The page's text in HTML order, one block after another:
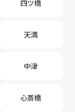
四ツ橋
天満
中津
心斎橋